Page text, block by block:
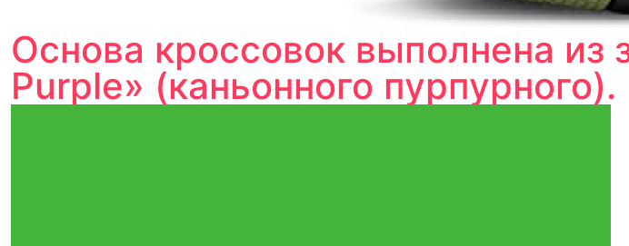
Основа кроссовок выполнена из
Purple» (каньонного пурпурного).